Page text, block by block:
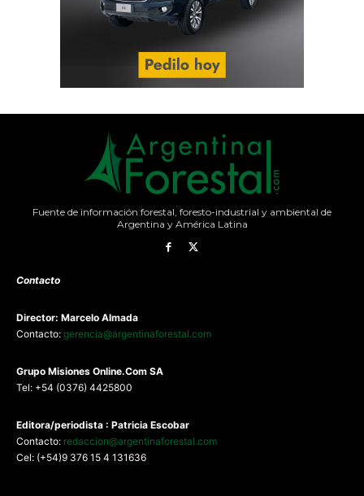
Fuente de información forestal, foresto-industrial y ambiental de
Argentina y América Latina
Contacto
Director: Marcelo Almada
Contacto: gerencia@argentinaforestal.com
Grupo Misiones Online.Com SA
Tel: +54 (0376) 4425800
Editora/periodista : Patricia Escobar
Contacto: redaccion@argentinaforestal.com
Cel: (+54)9 376 15 4 131636